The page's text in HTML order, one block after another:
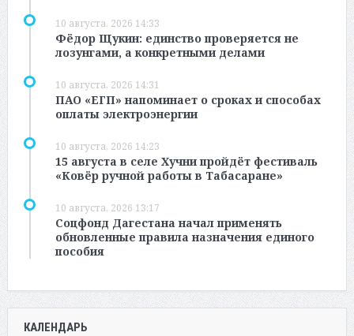
10 августа, 2026 14:33
Фёдор Щукин: единство проверяется не
лозунгами, а конкретными делами
10 августа, 2026 14:31
ПАО «ЕГП» напоминает о сроках и способах
оплаты электроэнергии
10 августа, 2026 14:23
15 августа в селе Хучни пройдёт фестиваль
«Ковёр ручной работы в Табасаране»
10 августа, 2026 13:17
Соцфонд Дагестана начал применять
обновленные правила назначения единого
пособия
КАЛЕНДАРЬ